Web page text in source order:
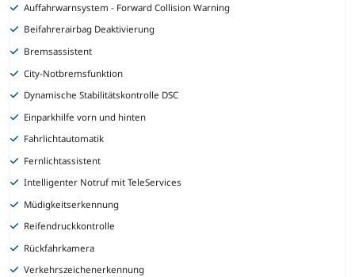
Auffahrwarnsystem - Forward Collision Warning
Beifahrerairbag Deaktivierung
Bremsassistent
City-Notbremsfunktion
Dynamische Stabilitätskontrolle DSC
Einparkhilfe vorn und hinten
Fahrlichtautomatik
Fernlichtassistent
Intelligenter Notruf mit TeleServices
Müdigkeitserkennung
Reifendruckkontrolle
Rückfahrkamera
Verkehrszeichenerkennung